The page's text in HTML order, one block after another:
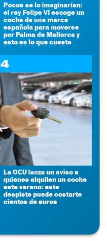
Pocos se lo imaginarían:
el rey Felipe VI escoge un
coche de una marca
española para moverse
por Palma de Mallorca y
esto es lo que cuesta
4
La OCU lanza un aviso a
quienes alquilen un coche
este verano: este
despiste puede costarte
cientos de euros